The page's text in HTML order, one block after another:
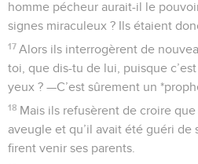
homme pécheur aurait-il le
signes miraculeux ? Ils étaient
17 Alors ils interrogèrent de
toi, que dis-tu de lui, puisque
yeux ? —C’est sûrement un
18 Mais ils refusèrent de croire
aveugle et qu’il avait été guéri de
firent venir ses parents.